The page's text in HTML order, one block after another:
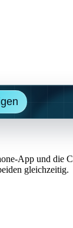
App und die
gleichzeitig.